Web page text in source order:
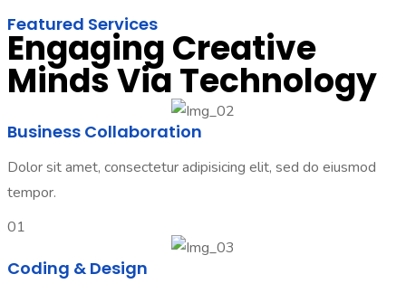
Featured Services
Engaging Creative
Minds Via Technology
Business Collaboration
Dolor sit amet, consectetur adipisicing elit, sed do eiusmod
tempor.
01
Coding & Design